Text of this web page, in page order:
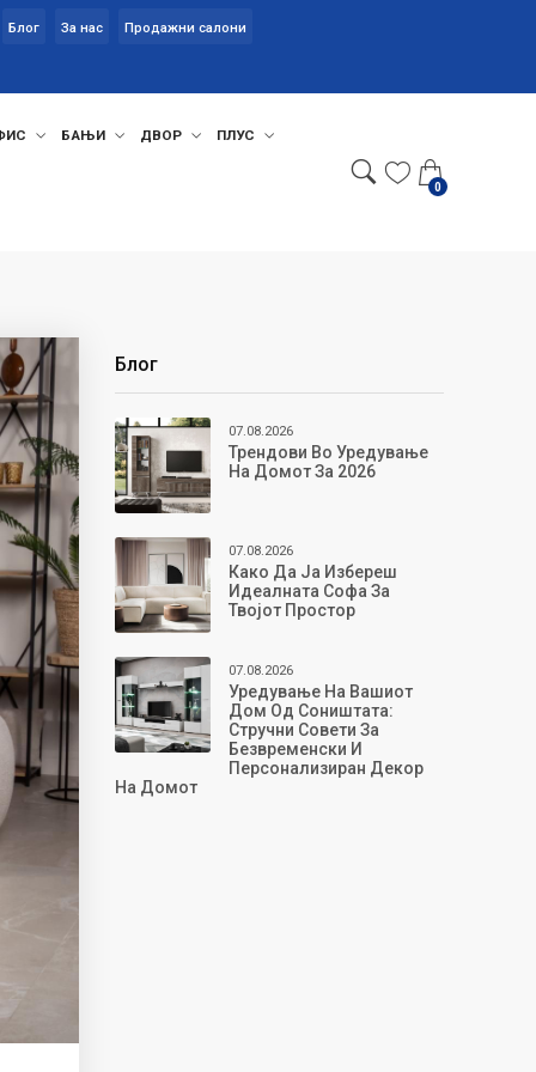
Блог За нас Продажни салони
БАЊИ ДВОР ПЛУС
0
Блог
07.08.2026
Трендови Во Уредување
На Домот За 2026
07.08.2026
Како Да Ја Избереш
Идеалната Софа За
Твојот Простор
07.08.2026
Уредување На Вашиот
Дом Од Соништата:
Стручни Совети За
Безвременски И
Персонализиран Декор
На Домот